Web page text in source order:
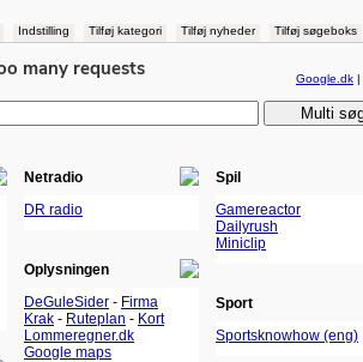
Indstilling Tilføj kategori Tilføj nyheder Tilføj søgeboks
Google.dk |
Netradio
DR radio
Oplysningen
DeGuleSider - Firma
Krak - Ruteplan - Kort
Lommeregner.dk
Google maps
Spil
Gamereactor
Dailyrush
Miniclip
Sport
Sportsknowhow (eng)